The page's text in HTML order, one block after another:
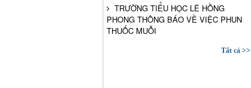
TRƯỜNG TIỂU HỌC LÊ HỒNG
PHONG THÔNG BÁO VỀ VIỆC PHUN
THUỐC MUỖI
Tất cả >>